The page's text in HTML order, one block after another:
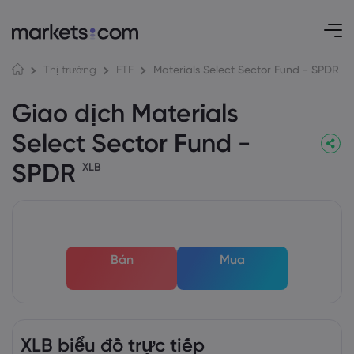
Thị trường ETF Materials Select Sector Fund - SPDR
Giao dịch Materials
Select Sector Fund -
SPDR XLB
Bán Mua
XLB biểu đồ trực tiếp